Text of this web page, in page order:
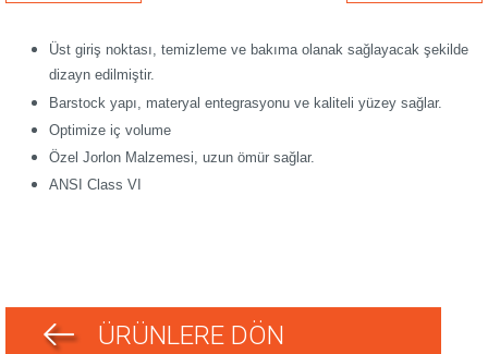
Üst giriş noktası, temizleme ve bakıma olanak sağlayacak şekilde
dizayn edilmiştir.
Barstock yapı, materyal entegrasyonu ve kaliteli yüzey sağlar.
Optimize iç volume
Özel Jorlon Malzemesi, uzun ömür sağlar.
ANSI Class VI
ÜRÜNLERE DÖN